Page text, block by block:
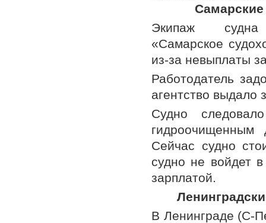
Экипаж судна
«Самарское
из-за невыплаты
Работодатель
агентство выдало
Судно
гидроочищенным
Сейчас судно
судно не войдет
зарплатой.
В Ленинграде (С-